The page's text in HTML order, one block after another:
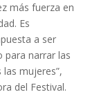
más fuerza en
Es
a ser
para narrar las
mujeres”,
del Festival.